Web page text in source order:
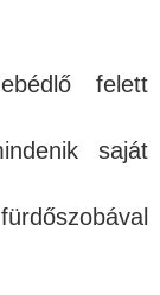
felett
saját